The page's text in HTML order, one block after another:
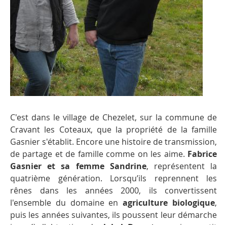
C'est dans le village de Chezelet, sur la commune de
Cravant les Coteaux, que la propriété de la famille
Gasnier s'établit. Encore une histoire de transmission,
de partage et de famille comme on les aime. Fabrice
Gasnier et sa femme Sandrine, représentent la
quatrième génération. Lorsqu’ils reprennent les
rênes dans les années 2000, ils convertissent
l'ensemble du domaine enagriculture biologique,
puis les années suivantes, ils poussent leur démarche